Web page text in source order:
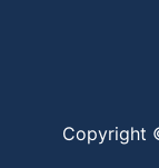
Copyright